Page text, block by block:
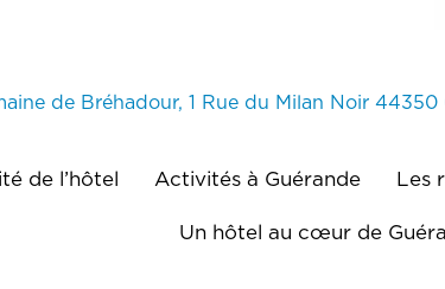
de Bréhadour, 1 Rue du Milan Noir 44350
de l’hôtel Activités à Guérande Les
Un hôtel au cœur de